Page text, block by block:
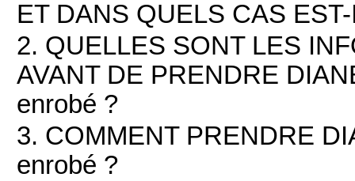
ET DANS QUELS CAS
2. QUELLES SONT LES
AVANT DE PRENDRE
enrobé ?
3. COMMENT PRENDRE
enrobé ?